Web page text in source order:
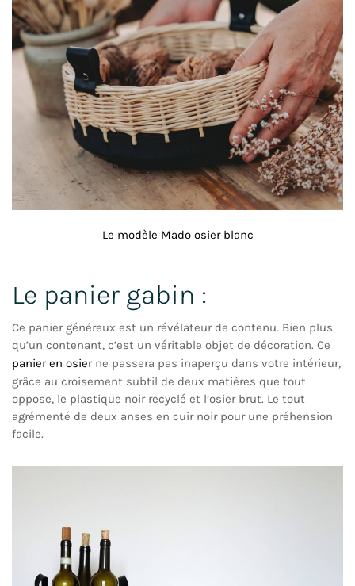
Le modèle Mado osier blanc
Le panier gabin :
Ce panier généreux est un révélateur de contenu. Bien plus
qu’un contenant, c’est un véritable objet de décoration. Ce
panier en osierne passera pas inaperçu dans votre intérieur,
grâce au croisement subtil de deux matières que tout
oppose, le plastique noir recyclé et l’osier brut. Le tout
agrémenté de deux anses en cuir noir pour une préhension
facile.